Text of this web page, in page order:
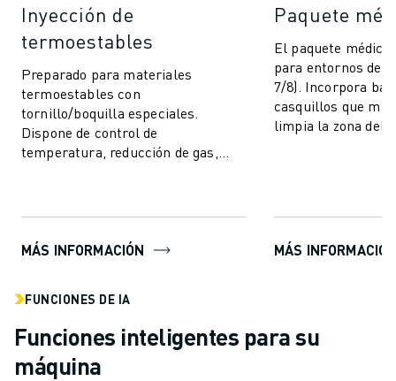
Inyección de
termoestables
Preparado para materiales
termoestables con
tornillo/boquilla especiales.
Dispone de control de
temperatura, reducción de gas,
MÁS INFORMACIÓN
Paquete
El paquete médico
para entornos de
7/8). Incorpora
casquillos que
limpia la zona del
MÁS
FUNCIONES DE IA
Funciones inteligentes para su
máquina